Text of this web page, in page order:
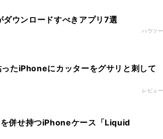
ウンロードすべきアプリ7選
ハウツー
たiPhoneにカッターをグサリと刺して
レビュー
併せ持つiPhoneケース「Liquid